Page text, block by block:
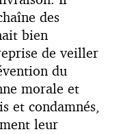
des
bien
de veiller
du
morale et
et condamnés,
leur